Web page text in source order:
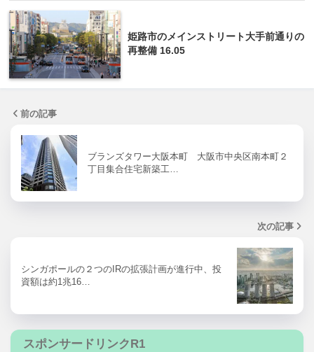
姫路市のメインストリート大手前通りの
再整備 16.05
前の記事
ブランズタワー大阪本町 大阪市中央区南本町２
丁目集合住宅新築工…
次の記事
シンガポールの２つのIRの拡張計画が進行中、投
資額は約1兆16…
スポンサードリンクR1